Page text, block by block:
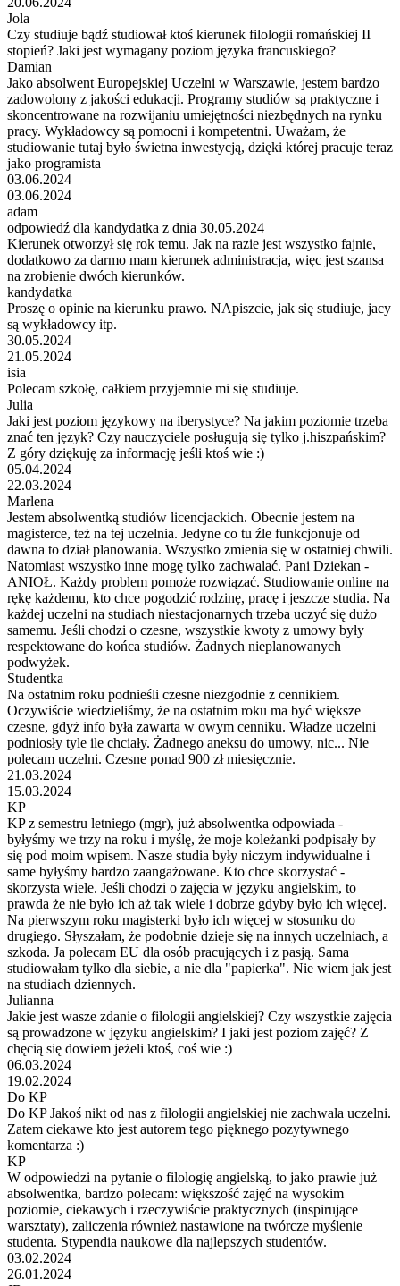
Jola
Czy studiuje bądź studiował ktoś kierunek filologii romańskiej II
stopień? Jaki jest wymagany poziom języka francuskiego?
Damian
Jako absolwent Europejskiej Uczelni w Warszawie, jestem bardzo
zadowolony z jakości edukacji. Programy studiów są praktyczne i
skoncentrowane na rozwijaniu umiejętności niezbędnych na rynku
pracy. Wykładowcy są pomocni i kompetentni. Uważam, że
studiowanie tutaj było świetna inwestycją, dzięki której pracuje teraz
jako programista
03.06.2024
03.06.2024
adam
odpowiedź dla kandydatka z dnia 30.05.2024
Kierunek otworzył się rok temu. Jak na razie jest wszystko fajnie,
dodatkowo za darmo mam kierunek administracja, więc jest szansa
na zrobienie dwóch kierunków.
kandydatka
Proszę o opinie na kierunku prawo. NApiszcie, jak się studiuje, jacy
są wykładowcy itp.
30.05.2024
21.05.2024
isia
Polecam szkołę, całkiem przyjemnie mi się studiuje.
Julia
Jaki jest poziom językowy na iberystyce? Na jakim poziomie trzeba
znać ten język? Czy nauczyciele posługują się tylko j.hiszpańskim?
Z góry dziękuję za informację jeśli ktoś wie :)
05.04.2024
22.03.2024
Marlena
Jestem absolwentką studiów licencjackich. Obecnie jestem na
magisterce, też na tej uczelnia. Jedyne co tu źle funkcjonuje od
dawna to dział planowania. Wszystko zmienia się w ostatniej chwili.
Natomiast wszystko inne mogę tylko zachwalać. Pani Dziekan -
ANIOŁ. Każdy problem pomoże rozwiązać. Studiowanie online na
rękę każdemu, kto chce pogodzić rodzinę, pracę i jeszcze studia. Na
każdej uczelni na studiach niestacjonarnych trzeba uczyć się dużo
samemu. Jeśli chodzi o czesne, wszystkie kwoty z umowy były
respektowane do końca studiów. Żadnych nieplanowanych
podwyżek.
Studentka
Na ostatnim roku podnieśli czesne niezgodnie z cennikiem.
Oczywiście wiedzieliśmy, że na ostatnim roku ma być większe
czesne, gdyż info była zawarta w owym cenniku. Władze uczelni
podniosły tyle ile chciały. Żadnego aneksu do umowy, nic... Nie
polecam uczelni. Czesne ponad 900 zł miesięcznie.
21.03.2024
15.03.2024
KP
KP z semestru letniego (mgr), już absolwentka odpowiada -
byłyśmy we trzy na roku i myślę, że moje koleżanki podpisały by
się pod moim wpisem. Nasze studia były niczym indywidualne i
same byłyśmy bardzo zaangażowane. Kto chce skorzystać -
skorzysta wiele. Jeśli chodzi o zajęcia w języku angielskim, to
prawda że nie było ich aż tak wiele i dobrze gdyby było ich więcej.
Na pierwszym roku magisterki było ich więcej w stosunku do
drugiego. Słyszałam, że podobnie dzieje się na innych uczelniach, a
szkoda. Ja polecam EU dla osób pracujących i z pasją. Sama
studiowałam tylko dla siebie, a nie dla "papierka". Nie wiem jak jest
na studiach dziennych.
Julianna
Jakie jest wasze zdanie o filologii angielskiej? Czy wszystkie zajęcia
są prowadzone w języku angielskim? I jaki jest poziom zajęć? Z
chęcią się dowiem jeżeli ktoś, coś wie :)
06.03.2024
19.02.2024
Do KP
Do KP Jakoś nikt od nas z filologii angielskiej nie zachwala uczelni.
Zatem ciekawe kto jest autorem tego pięknego pozytywnego
komentarza :)
KP
W odpowiedzi na pytanie o filologię angielską, to jako prawie już
absolwentka, bardzo polecam: większość zajęć na wysokim
poziomie, ciekawych i rzeczywiście praktycznych (inspirujące
warsztaty), zaliczenia również nastawione na twórcze myślenie
studenta. Stypendia naukowe dla najlepszych studentów.
03.02.2024
26.01.2024